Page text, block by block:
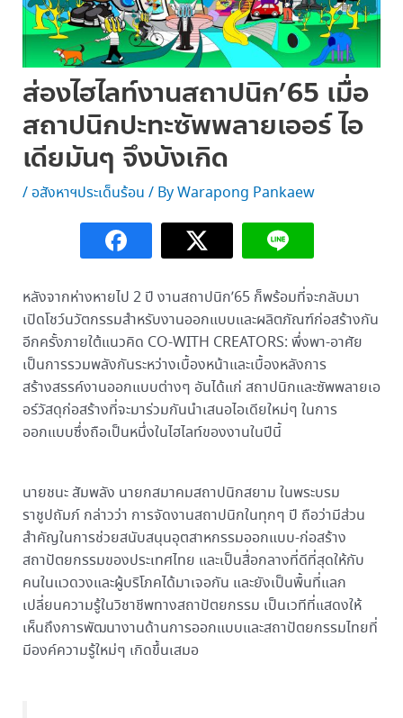
ส่องไฮไลท์งานสถาปนิก’65 เมื่อ
สถาปนิกปะทะซัพพลายเออร์ ไอ
เดียมันๆ จึงบังเกิด
/ อสังหาฯประเด็นร้อน / ByWarapong Pankaew
หลังจากห่างหายไป 2 ปี งานสถาปนิก’65 ก็พร้อมที่จะกลับมา
เปิดโชว์นวัตกรรมสำหรับงานออกแบบและผลิตภัณฑ์ก่อสร้างกัน
อีกครั้งภายใต้แนวคิด CO-WITH CREATORS: พึ่งพา-อาศัย
เป็นการรวมพลังกันระหว่างเบื้องหน้าและเบื้องหลังการ
สร้างสรรค์งานออกแบบต่างๆ อันได้แก่ สถาปนิกและซัพพลายเอ
อร์วัสดุก่อสร้างที่จะมาร่วมกันนำเสนอไอเดียใหม่ๆ ในการ
ออกแบบซึ่งถือเป็นหนึ่งในไฮไลท์ของงานในปีนี้
นายชนะ สัมพลัง นายกสมาคมสถาปนิกสยาม ในพระบรม
ราชูปถัมภ์ กล่าวว่า การจัดงานสถาปนิกในทุกๆ ปี ถือว่ามีส่วน
สำคัญในการช่วยสนับสนุนอุตสาหกรรมออกแบบ-ก่อสร้าง
สถาปัตยกรรมของประเทศไทย และเป็นสื่อกลางที่ดีที่สุดให้กับ
คนในแวดวงและผู้บริโภคได้มาเจอกัน และยังเป็นพื้นที่แลก
เปลี่ยนความรู้ในวิชาชีพทางสถาปัตยกรรม เป็นเวทีที่แสดงให้
เห็นถึงการพัฒนางานด้านการออกแบบและสถาปัตยกรรมไทยที่
มีองค์ความรู้ใหม่ๆ เกิดขึ้นเสมอ